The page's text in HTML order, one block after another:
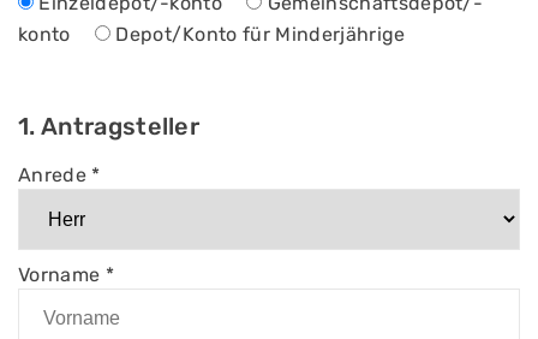
konto
Depot/Konto für Minderjährige
1. Antragsteller
Anrede *
Vorname *